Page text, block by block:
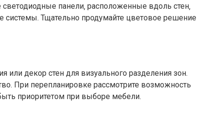
панели‚ расположенные вдоль стен‚
Тщательно продумайте цветовое решение
декор стен для визуального разделения зон.
При перепланировке рассмотрите возможность
приоритетом при выборе мебели.